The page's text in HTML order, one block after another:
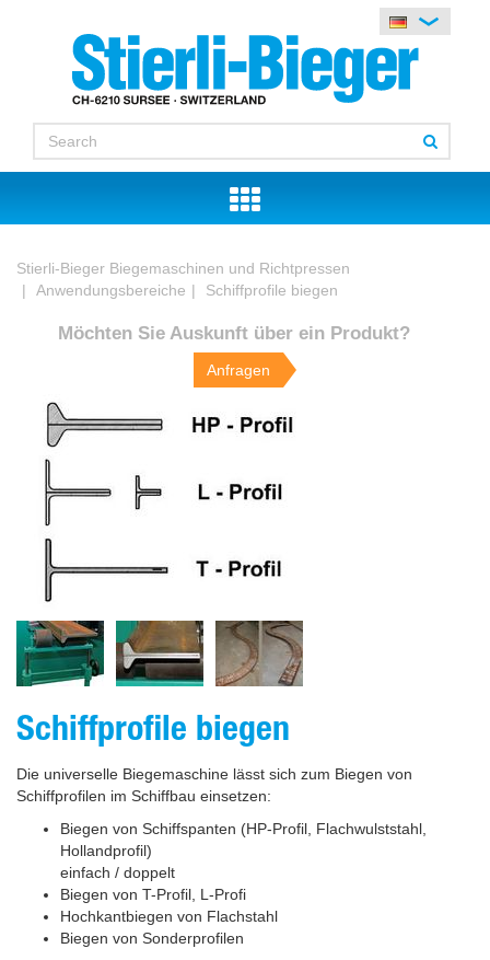
Stierli-Bieger Biegemaschinen und Richtpressen
Anwendungsbereiche
Schiffprofile biegen
Möchten Sie Auskunft über ein Produkt?
Anfragen
Schiffprofile biegen
Die universelle Biegemaschine lässt sich zum Biegen von
Schiffprofilen im Schiffbau einsetzen:
Biegen von Schiffspanten (HP-Profil, Flachwulststahl,
Hollandprofil)
einfach / doppelt
Biegen von T-Profil, L-Profi
Hochkantbiegen von Flachstahl
Biegen von Sonderprofilen